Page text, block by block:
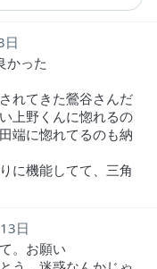
日
かった
れてきた鶯谷さんだ
上野くんに惚れるの
端に惚れてるのも納
に機能してて、三角
日
。お願い